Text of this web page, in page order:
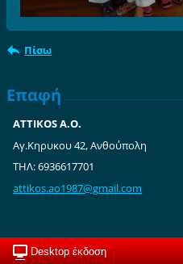
Πίσω
Επαφή
ATTIKOS A.O.
Aγ.Κηρυκου 42, Ανθούπολη
ΤΗΛ: 6936617701
attikos.ao1987@gmail.com
Desktop έκδοση